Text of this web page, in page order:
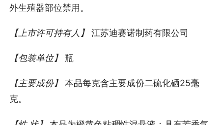
外生殖器部位禁用。
【上市许可持有人】 江苏迪赛诺制药有限公司
【包装单位】 瓶
【主要成份】
本品每克含主要成份二硫化硒25毫
克。